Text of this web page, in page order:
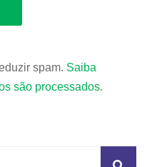
spam. Saiba
são processados.